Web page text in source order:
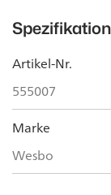
Artikel-Nr.
555007
Marke
Wesbo